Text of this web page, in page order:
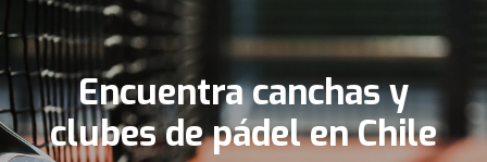
Encuentra canchas y
clubes de pádel en Chile